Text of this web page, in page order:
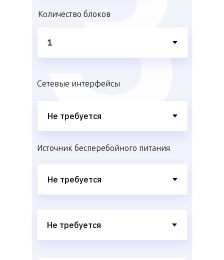
Количество блоков
Источник бесперебойного питания
Сетевые интерфейсы